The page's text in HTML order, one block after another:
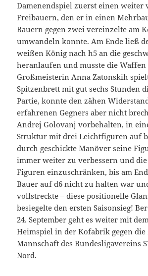
Damenendspiel zuerst einen weiter
Freibauern, den er in einen
Bauern gegen zwei vereinzelte am
umwandeln konnte. Am Ende ließ
weißen König nach h5 an die
heranlaufen und musste die Waffen
Großmeisterin Anna Zatonskih
Spitzenbrett mit gut sechs Stunden
Partie, konnte den zähen
erfahrenen Gegners aber nicht
Andrej Golovanj vorbehalten, in
Struktur mit drei Leichtfiguren auf
durch geschickte Manöver seine
immer weiter zu verbessern und
Figuren einzuschränken, bis am
Bauer auf d6 nicht zu halten war
vollstreckte – diese positionelle
besiegelte den ersten Saisonsieg!
24. September geht es weiter mit
Heimspiel in der Kofabrik gegen die
Mannschaft des Bundesligavereins
Nord.